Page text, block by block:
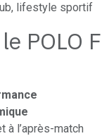
lifestyle sportif
POLO
à l’après-match